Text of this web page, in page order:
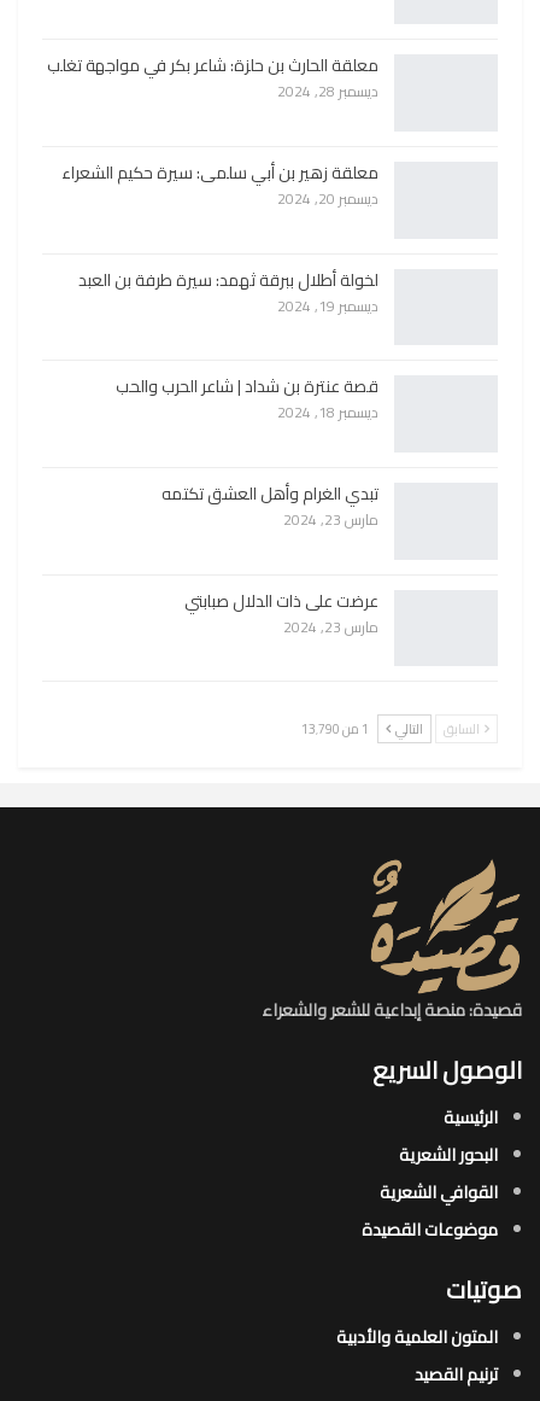
معلقة الحارث بن حلزة: شاعر بكر في مواجهة تغلب
ديسمبر 28, 2024
معلقة زهير بن أبي سلمى: سيرة حكيم الشعراء
ديسمبر 20, 2024
لخولة أطلال ببرقة ثهمد: سيرة طرفة بن العبد
ديسمبر 19, 2024
قصة عنترة بن شداد | شاعر الحرب والحب
ديسمبر 18, 2024
تبدي الغرام وأهل العشق تكتمه
مارس 23, 2024
عرضت على ذات الدلال صبابتي
مارس 23, 2024
السابق التالي 1 من 13٬790
قصيدة: منصة إبداعية للشعر والشعراء
الوصول السريع
الرئيسية
البحور الشعرية​
القوافي الشعرية​
موضوعات القصيدة​
صوتيات
المتون العلمية والأدبية
ترنيم القصيد